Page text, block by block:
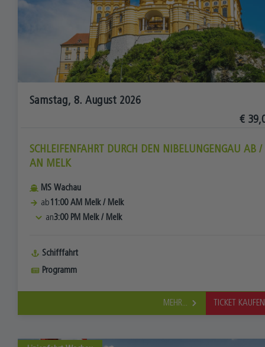
Samstag, 8. August 2026
€
SCHLEIFENFAHRT DURCH DEN NIBELUNGENGAU AB /
AN MELK
MS Wachau
ab11:00 AM Melk/ Melk
an3:00 PM Melk/ Melk
Schifffahrt
Programm
MEHR... TICKET